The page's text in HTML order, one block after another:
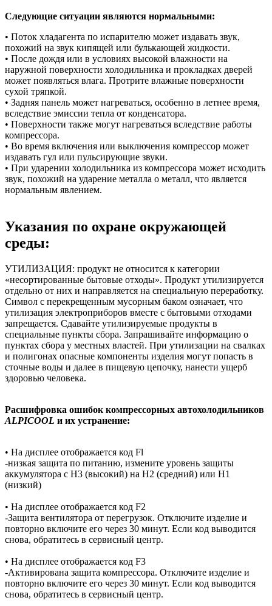
Следующие ситуации являются нормальными:
• Поток хладагента по испарителю может издавать звук,
похожий на звук кипящей или булькающей жидкости.
• После дождя или в условиях высокой влажности на
наружной поверхности холодильника и прокладках дверей
может появляться влага. Протрите влажные поверхности
сухой тряпкой.
• Задняя панель может нагреваться, особенно в летнее время,
вследствие эмиссии тепла от конденсатора.
• Поверхности также могут нагреваться вследствие работы
компрессора.
• Во время включения или выключения компрессор может
издавать гул или пульсирующие звуки.
• При ударении холодильника из компрессора может исходить
звук, похожий на ударение металла о металл, что является
нормальным явлением.
Указания по охране окружающей
среды:
УТИЛИЗАЦИЯ: продукт не относится к категории
«несортированные бытовые отходы». Продукт утилизируется
отдельно от них и направляется на специальную переработку.
Символ с перекрещенным мусорным баком означает, что
утилизация электроприборов вместе с бытовыми отходами
запрещается. Сдавайте утилизируемые продукты в
специальные пункты сбора. Запрашивайте информацию о
пунктах сбора у местных властей. При утилизации на свалках
и полигонах опасные компоненты изделия могут попасть в
сточные воды и далее в пищевую цепочку, нанести ущерб
здоровью человека.
Расшифровка ошибок компрессорных автохолодильников
ALPICOOL и их устранение:
• На дисплее отображается код Fl
-низкая защита по питанию, измените уровень защиты
аккумулятора с H3 (высокий) на H2 (средний) или H1
(низкий)
• На дисплее отображается код F2
-Защита вентилятора от перегрузок. Отключите изделие и
повторно включите его через 30 минут. Если код выводится
снова, обратитесь в сервисный центр.
• На дисплее отображается код F3
-Активирована защита компрессора. Отключите изделие и
повторно включите его через 30 минут. Если код выводится
снова, обратитесь в сервисный центр.